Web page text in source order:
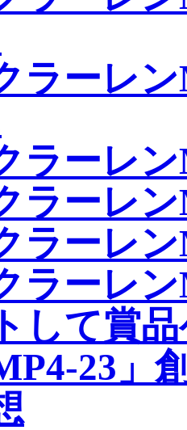
ラーレ
ラーレ
ラーレ
ラーレ
ラーレ
して賞
23」